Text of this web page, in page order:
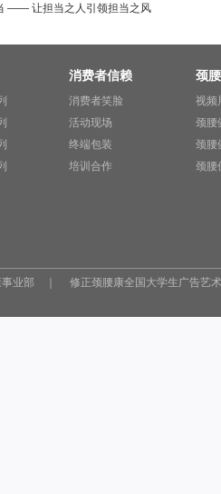
—— 让担当之人引领担当之风
消费者信赖
消费者笑脸
活动现场
终端包装
培训合作
颈
视频
颈腰
颈腰
颈腰
业部 修正颈腰康全国大学生广告艺